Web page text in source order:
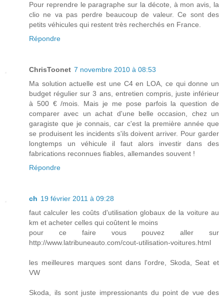
Pour reprendre le paragraphe sur la décote, à mon avis, la
clio ne va pas perdre beaucoup de valeur. Ce sont des
petits véhicules qui restent très recherchés en France.
Répondre
ChrisToonet 7 novembre 2010 à 08:53
Ma solution actuelle est une C4 en LOA, ce qui donne un
budget régulier sur 3 ans, entretien compris, juste inférieur
à 500 € /mois. Mais je me pose parfois la question de
comparer avec un achat d'une belle occasion, chez un
garagiste que je connais, car c'est la première année que
se produisent les incidents s'ils doivent arriver. Pour garder
longtemps un véhicule il faut alors investir dans des
fabrications reconnues fiables, allemandes souvent !
Répondre
ch 19 février 2011 à 09:28
faut calculer les coûts d'utilisation globaux de la voiture au
km et acheter celles qui coûtent le moins
pour ce faire vous pouvez aller sur
http://www.latribuneauto.com/cout-utilisation-voitures.html
les meilleures marques sont dans l'ordre, Skoda, Seat et
VW
Skoda, ils sont juste impressionants du point de vue des